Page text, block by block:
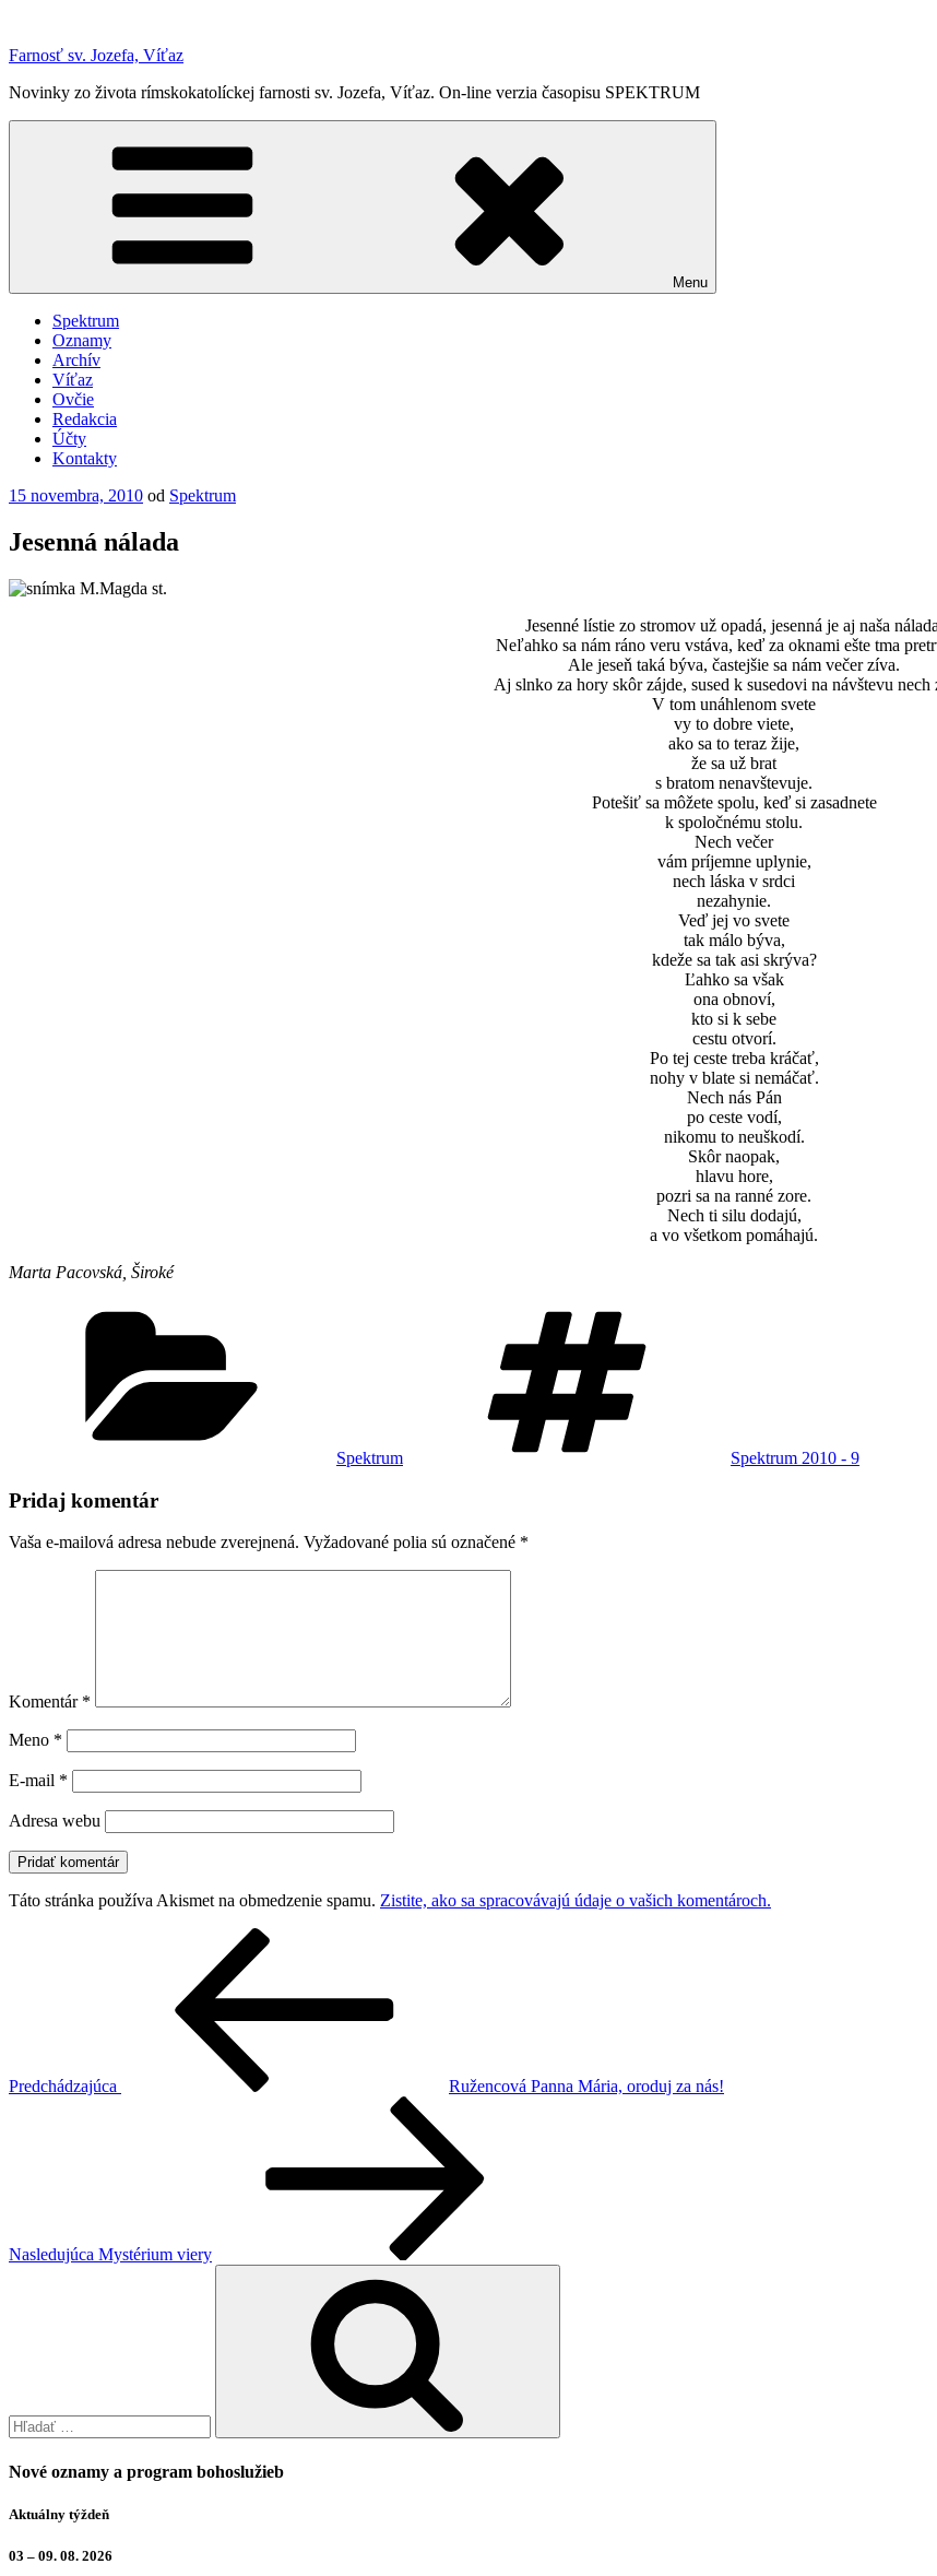
obsah
Farnosť sv. Jozefa, Víťaz
Novinky zo života rímskokatolíckej farnosti sv. Jozefa, Víťaz. On-line verzia časopisu SPEKTRUM
Menu
Spektrum
Oznamy
Archív
Víťaz
Ovčie
Redakcia
Účty
Kontakty
Publikované
15 novembra, 2010 od Spektrum
Jesenná nálada
Jesenné lístie zo stromov už opadá, jesenná je aj naša
Neľahko sa nám ráno veru vstáva, keď za oknami ešte tma
Ale jeseň taká býva, častejšie sa nám večer zíva.
Aj slnko za hory skôr zájde, sused k susedovi na návštevu nech
V tom unáhlenom svete
vy to dobre viete,
ako sa to teraz žije,
že sa už brat
s bratom nenavštevuje.
Potešiť sa môžete spolu, keď si zasadnete
k spoločnému stolu.
Nech večer
vám príjemne uplynie,
nech láska v srdci
nezahynie.
Veď jej vo svete
tak málo býva,
kdeže sa tak asi skrýva?
Ľahko sa však
ona obnoví,
kto si k sebe
cestu otvorí.
Po tej ceste treba kráčať,
nohy v blate si nemáčať.
Nech nás Pán
po ceste vodí,
nikomu to neuškodí.
Skôr naopak,
hlavu hore,
pozri sa na ranné zore.
Nech ti silu dodajú,
a vo všetkom pomáhajú.
Marta Pacovská, Široké
Spektrum Spektrum 2010 - 9
Pridaj komentár
Vaša e-mailová adresa nebude zverejnená. Vyžadované polia sú označené *
Komentár *
Meno *
E-mail *
Adresa webu
Táto stránka používa Akismet na obmedzenie spamu. Zistite, ako sa spracovávajú údaje o vašich komentároch.
Predchádzajúca
Ružencová Panna Mária, oroduj za nás!
Nasledujúca Mystérium viery
Nové oznamy a program bohoslužieb
Aktuálny týždeň
03 – 09. 08. 2026